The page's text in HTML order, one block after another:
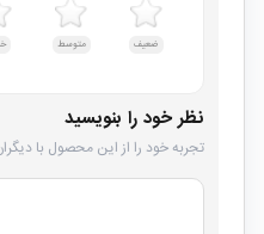
ضعیف متوسط
نظر خود را بنویسید
تجربه خود را از این محصول با